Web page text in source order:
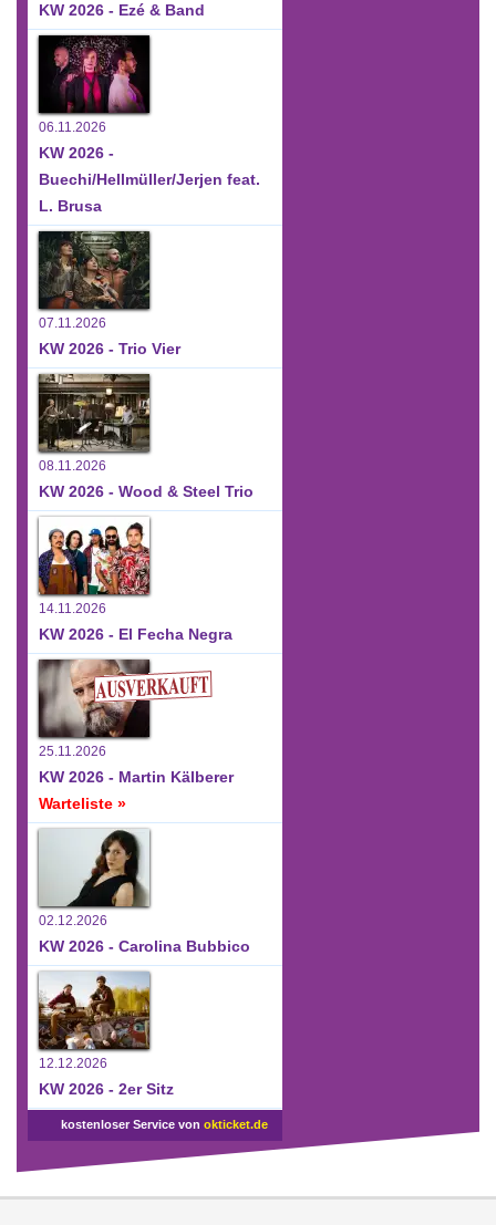
KW 2026 - Ezé & Band
06.11.2026
KW 2026 -
Buechi/Hellmüller/Jerjen feat.
L. Brusa
07.11.2026
KW 2026 - Trio Vier
08.11.2026
KW 2026 - Wood & Steel Trio
14.11.2026
KW 2026 - El Fecha Negra
25.11.2026
KW 2026 - Martin Kälberer
Warteliste »
02.12.2026
KW 2026 - Carolina Bubbico
12.12.2026
KW 2026 - 2er Sitz
kostenloser Service von okticket.de